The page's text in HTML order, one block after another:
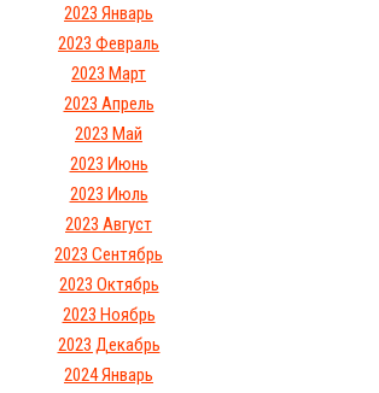
2023 Январь
2023 Февраль
2023 Март
2023 Апрель
2023 Май
2023 Июнь
2023 Июль
2023 Август
2023 Сентябрь
2023 Октябрь
2023 Ноябрь
2023 Декабрь
2024 Январь